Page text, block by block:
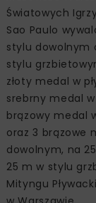
Światowych
Sao Paulo
stylu dowolnym
stylu
złoty medal w
srebrny medal
brązowy medal
oraz 3 brązowe
dowolnym, na
25 m w stylu
Mityngu